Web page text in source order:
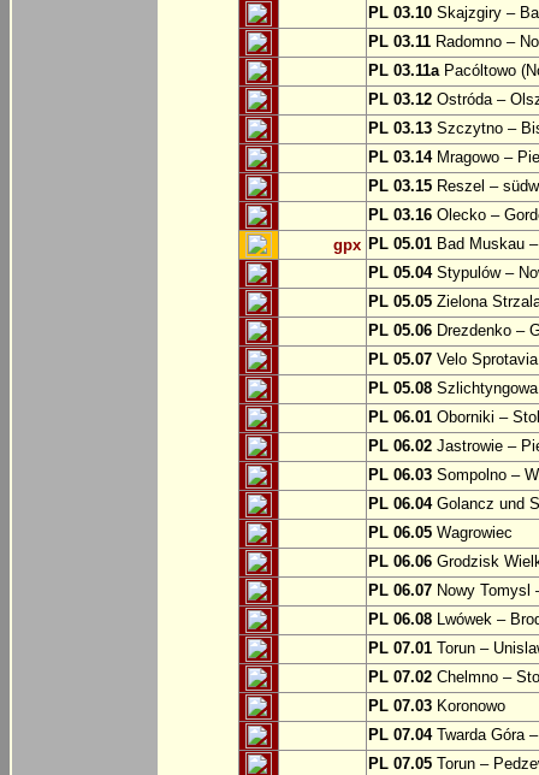
PL 03.10 Skajzgiry –
PL 03.11 Radomno –
PL 03.11aPacóltowo
PL 03.12 Ostróda –
PL 03.13 Szczytno –
PL 03.14Mragowo –
PL 03.15 Reszel –
PL 03.16 Olecko –
gpx PL 05.01 Bad Muskau
PL 05.04Stypulów –
PL 05.05 Zielona
PL 05.06 Drezdenko –
PL 05.07 Velo
PL 05.08 Szlichtyngowa
PL 06.01 Oborniki –
PL 06.02 Jastrowie –
PL 06.03 Sompolno –
PL 06.04Golancz und
PL 06.05 Wagrowiec
PL 06.06 Grodzisk
PL 06.07 Nowy Tomysl
PL 06.08 Lwówek –
PL 07.01 Torun –
PL 07.02 Chelmno –
PL 07.03 Koronowo
PL 07.04Twarda Góra
PL 07.05 Torun –